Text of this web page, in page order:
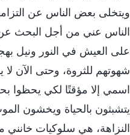
ويتخلى بعض الناس عن
الناس عني من أجل البحث
على العيش في النور ونيل
شهوتهم للثروة، وحتى الآن
اسمي إلا مؤقتًا لكي يحظوا
يتشبثون بالحياة ويخشون
النزاهة، هي سلوكيات